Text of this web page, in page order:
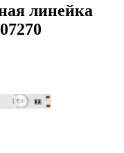
линейка